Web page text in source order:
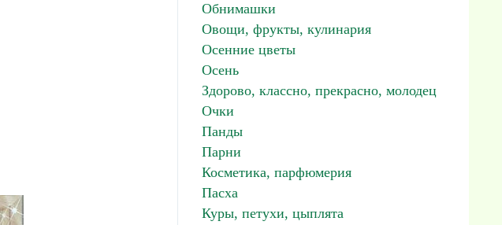
Обнимашки
Овощи, фрукты, кулинария
Осенние цветы
Осень
Здорово, классно, прекрасно, молодец
Очки
Панды
Парни
Косметика, парфюмерия
Пасха
Куры, петухи, цыплята